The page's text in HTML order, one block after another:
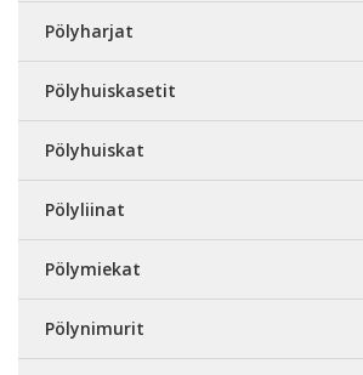
Pölyharjat
Pölyhuiskasetit
Pölyhuiskat
Pölyliinat
Pölymiekat
Pölynimurit